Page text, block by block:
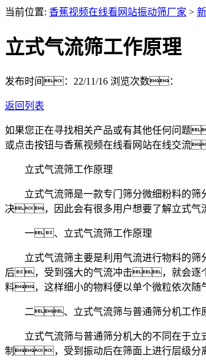
当前位置: 香蕉视频在线看网站振动筛厂家 >
立式气流筛工作原理
发布时间：22/11/16 浏览次数：
返回列表
如果您正在寻找相关产品或有其他任何问
或点击按钮与香蕉视频在线看网站在线交流
立式气流筛工作原理
立式气流筛是一款专门筛分微细粉料的
决，因此会有很多用户想要了解立式
一、立式气流筛工作原理
立式气流筛主要是利用气流进行物料的
后，受到强大的气流冲击，就会
料，这样细小的物料便以单个微粒依次
二、立式气流筛与普通筛分机工作
立式气流筛与普通筛分机大的不同在于
制，受到振动后在筛面上进行层级分